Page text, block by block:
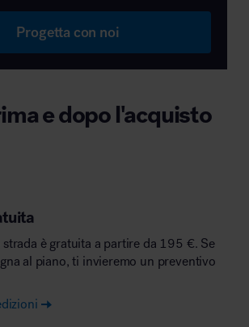
Progetta con noi
e dopo l'acquisto
strada è gratuita a partire da 195 €. Se
al piano, ti invieremo un preventivo